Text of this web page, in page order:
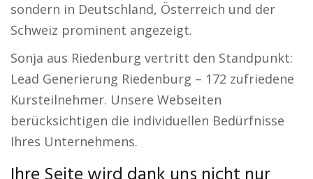
sondern in Deutschland, Österreich und der
Schweiz prominent angezeigt.
Sonja aus Riedenburg vertritt den Standpunkt:
Lead Generierung Riedenburg – 172 zufriedene
Kursteilnehmer. Unsere Webseiten
berücksichtigen die individuellen Bedürfnisse
Ihres Unternehmens.